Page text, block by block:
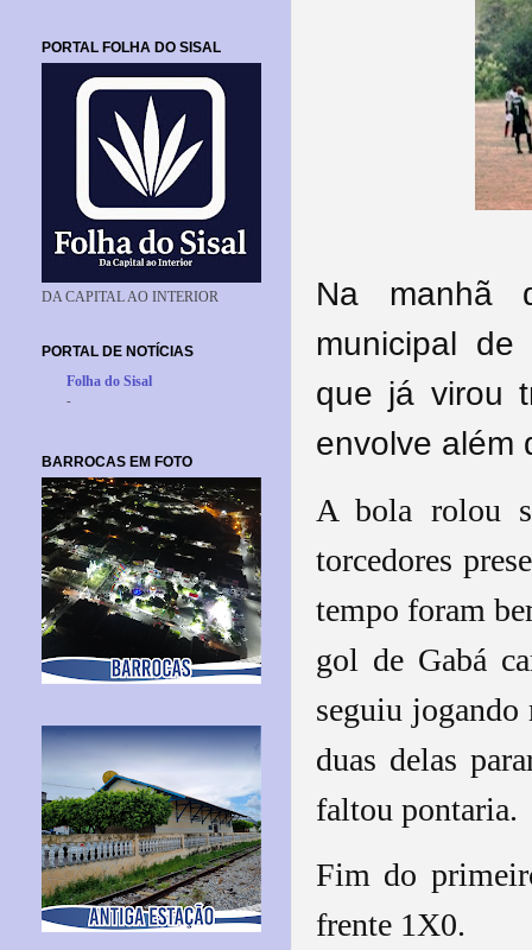
Na manhã
municipal de
que já virou
envolve além
A bola rolou
torcedores
tempo foram
gol de Gabá
seguiu jogando
duas delas
faltou pontaria.
Fim do
frente 1X0.
PORTAL FOLHA DO SISAL
DA CAPITAL AO INTERIOR
PORTAL DE NOTÍCIAS
Folha do Sisal
-
BARROCAS EM FOTO